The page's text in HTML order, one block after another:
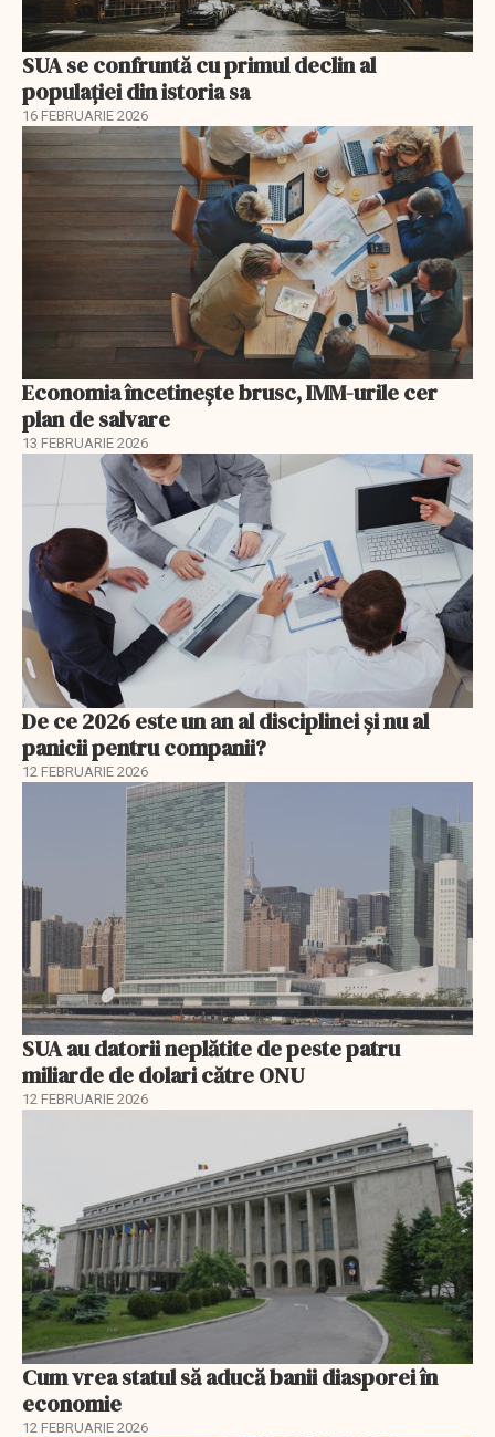
SUA se confruntă cu primul declin al
populației din istoria sa
16 FEBRUARIE 2026
Economia încetinește brusc, IMM-urile cer
plan de salvare
13 FEBRUARIE 2026
De ce 2026 este un an al disciplinei și nu al
panicii pentru companii?
12 FEBRUARIE 2026
SUA au datorii neplătite de peste patru
miliarde de dolari către ONU
12 FEBRUARIE 2026
Cum vrea statul să aducă banii diasporei în
economie
12 FEBRUARIE 2026